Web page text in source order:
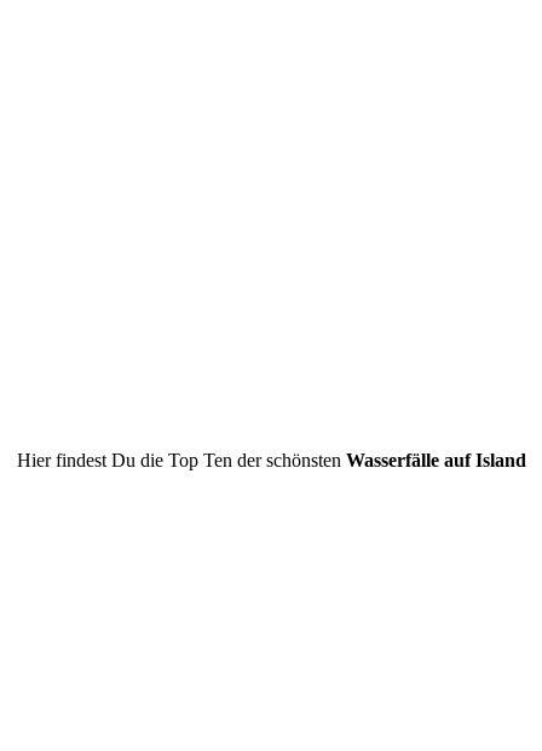
Hier findest Du die Top Ten der schönsten Wasserfälle auf Island